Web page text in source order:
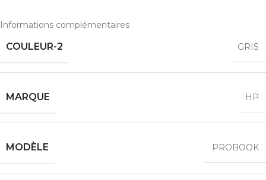
Informations complémentaires
COULEUR-2 GRIS
MARQUE HP
MODÈLE PROBOOK